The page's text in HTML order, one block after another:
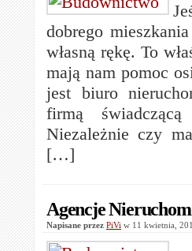
dobrego
własną rękę. To
mają nam pomoc
jest biuro
firmą świadczącą
Niezależnie czy
[…]
Agencje
Napisane przez PiVi w 11 kwietnia,